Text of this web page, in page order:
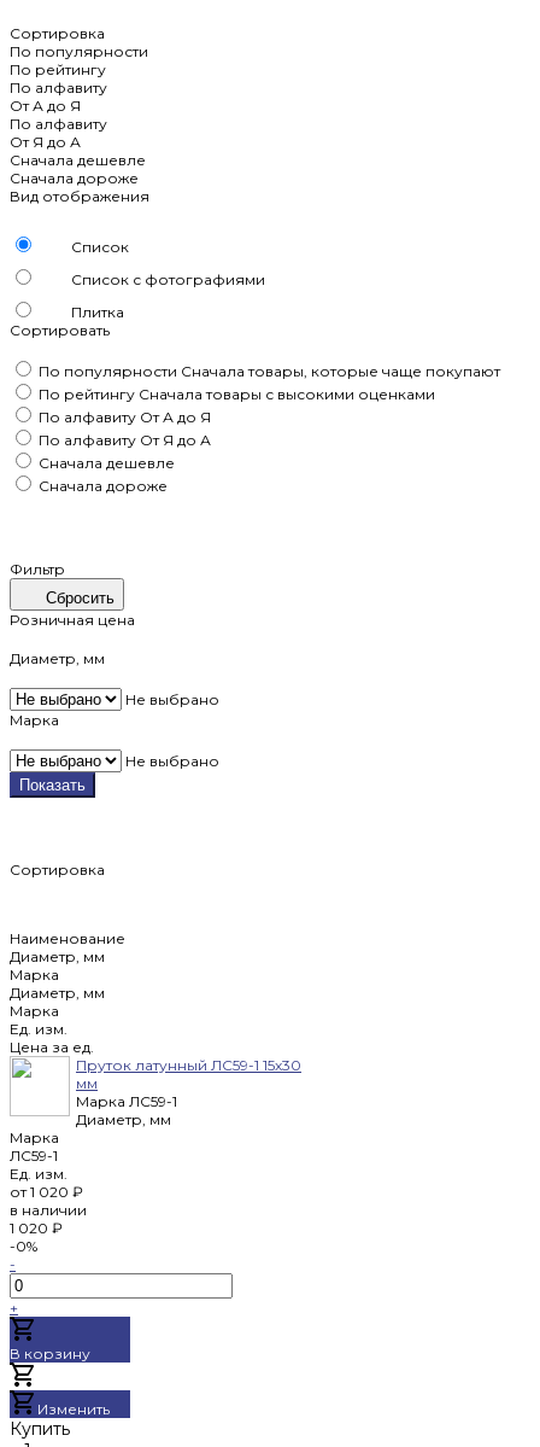
Сортировка
По популярности
По рейтингу
По алфавиту
От А до Я
По алфавиту
От Я до А
Сначала дешевле
Сначала дороже
Вид отображения
Список
Список с фотографиями
Плитка
Сортировать
По популярности Сначала товары, которые чаще покупают
По рейтингу Сначала товары с высокими оценками
По алфавиту От А до Я
По алфавиту От Я до А
Сначала дешевле
Сначала дороже
Фильтр
Сбросить
Розничная цена
Диаметр, мм
Не выбрано
Марка
Не выбрано
Показать
Сортировка
Наименование
Диаметр, мм
Марка
Диаметр, мм
Марка
Ед. изм.
Цена за ед.
Пруток латунный ЛС59-1 15х30
мм
Марка ЛС59-1
Диаметр, мм
Марка
ЛС59-1
Ед. изм.
от 1 020 ₽
в наличии
1 020 ₽
-0%
-
+
В корзину
Изменить
Купить